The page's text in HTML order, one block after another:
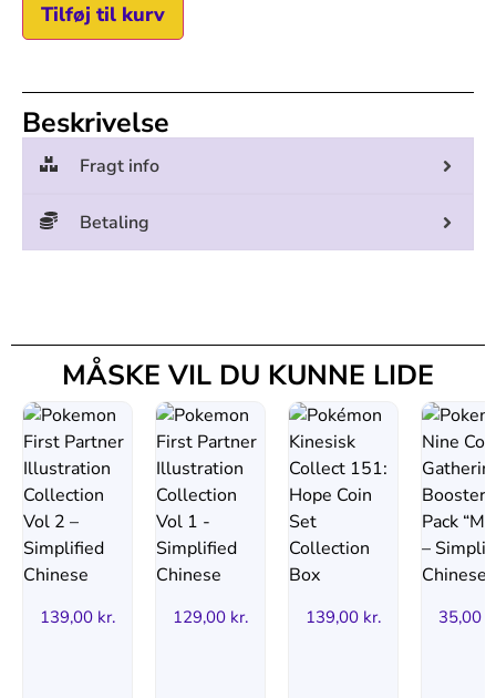
Tilføj til kurv
Beskrivelse
Fragt info
Betaling
MÅSKE VIL DU KUNNE LIDE
139,00 kr. 129,00 kr. 139,00 kr. 35,00